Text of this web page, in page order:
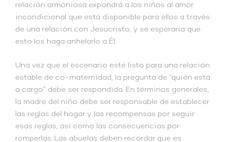
relación armoniosa expondrá a los niños al amor
incondicional que está disponible para ellos a través
de una relación con Jesucristo, y se esperaría que
esto los haga anhelarlo a Él.
Una vez que el escenario esté listo para una relación
estable de co-maternidad, la pregunta de “quién está
a cargo” debe ser respondida. En términos generales,
la madre del niño debe ser responsable de establecer
las reglas del hogar y las recompensas por seguir
esas reglas, así como las consecuencias por
romperlas. Las abuelas deben recordar que es